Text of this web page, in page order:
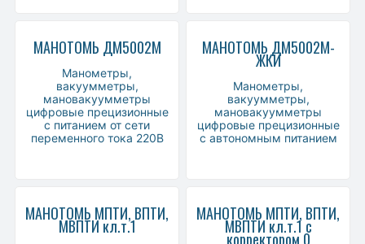
МАНОТОМЬ ДМ5002М
Манометры,
вакуумметры,
мановакуумметры
цифровые прецизионные
с питанием от сети
переменного тока 220В
МАНОТОМЬ ДМ5002М-
ЖКИ
Манометры,
вакуумметры,
мановакуумметры
цифровые прецизионные
с автономным питанием
МАНОТОМЬ МПТИ, ВПТИ,
МВПТИ кл.т.1
МАНОТОМЬ МПТИ, ВПТИ,
МВПТИ кл.т.1 с
корректором 0